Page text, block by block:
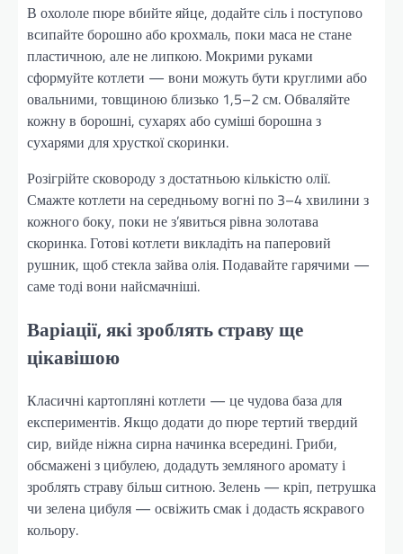
В охололе пюре вбийте яйце, додайте сіль і поступово
всипайте борошно або крохмаль, поки маса не стане
пластичною, але не липкою. Мокрими руками
сформуйте котлети — вони можуть бути круглими або
овальними, товщиною близько 1,5–2 см. Обваляйте
кожну в борошні, сухарях або суміші борошна з
сухарями для хрусткої скоринки.
Розігрійте сковороду з достатньою кількістю олії.
Смажте котлети на середньому вогні по 3–4 хвилини з
кожного боку, поки не з’явиться рівна золотава
скоринка. Готові котлети викладіть на паперовий
рушник, щоб стекла зайва олія. Подавайте гарячими —
саме тоді вони найсмачніші.
Варіації, які зроблять страву ще
цікавішою
Класичні картопляні котлети — це чудова база для
експериментів. Якщо додати до пюре тертий твердий
сир, вийде ніжна сирна начинка всередині. Гриби,
обсмажені з цибулею, додадуть земляного аромату і
зроблять страву більш ситною. Зелень — кріп, петрушка
чи зелена цибуля — освіжить смак і додасть яскравого
кольору.